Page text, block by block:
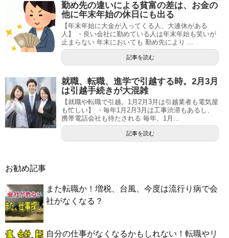
勤め先の違いによる貧富の差は、お金の
他に年末年始の休日にも出る
【年末年始に大金が入ってくる人、大連休がある
人】 ・良い会社に勤めている人は年末年始も笑いが
止まらない 年末においても 勤め先により ...
記事を読む
就職、転職、進学で引越する時。2月3月
は引越手続きが大混雑
【就職や転職で引越。1月2月3月は引越業者も電気屋
も忙しい】 ・毎年1月2月3月は工事渋滞もあるし、
携帯電話会社も待たされる 毎年、1月...
記事を読む
お勧め記事
また転職か！増税、台風、今度は流行り病で会
社がなくなる？
自分の仕事がなくなるかもしれない！転職やリ